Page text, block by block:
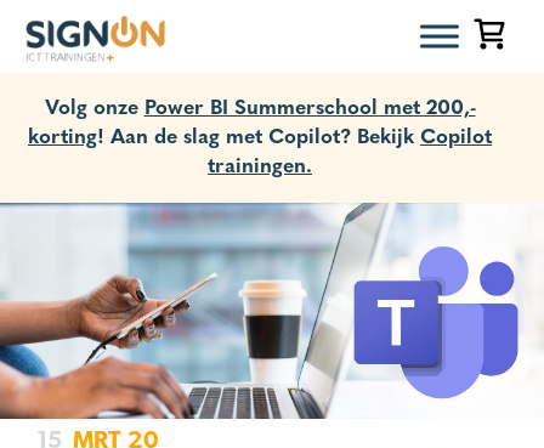
Volg onze Power BI Summerschool met 200,-
korting! Aan de slag met Copilot? Bekijk Copilot
trainingen.
15 MRT 20